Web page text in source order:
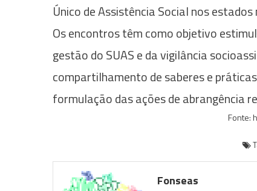
Único de Assistência Social nos
Os encontros têm como objetivo
gestão do SUAS e da vigilância
compartilhamento de saberes e
formulação das ações de abrangência
Fonte:
Fonseas